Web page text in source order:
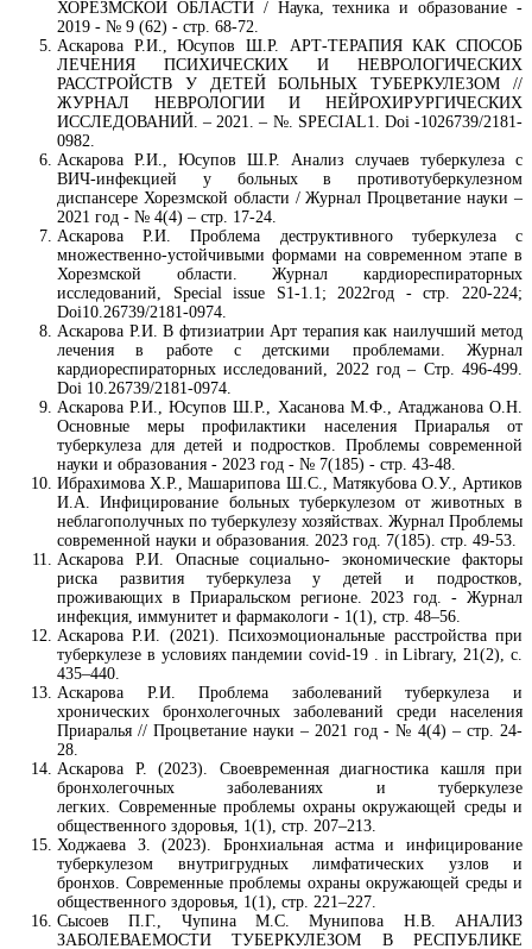
ХОРЕЗМСКОЙ ОБЛАСТИ / Наука, техника и образование -
2019 - № 9 (62) - стр. 68-72.
Аскарова Р.И., Юсупов Ш.Р. АРТ-ТЕРАПИЯ КАК СПОСОБ
ЛЕЧЕНИЯ ПСИХИЧЕСКИХ И НЕВРОЛОГИЧЕСКИХ
РАССТРОЙСТВ У ДЕТЕЙ БОЛЬНЫХ ТУБЕРКУЛЕЗОМ //
ЖУРНАЛ НЕВРОЛОГИИ И НЕЙРОХИРУРГИЧЕСКИХ
ИССЛЕДОВАНИЙ. – 2021. – №. SPECIAL1. Doi -1026739/2181-
0982.
Аскарова Р.И., Юсупов Ш.Р. Анализ случаев туберкулеза с
ВИЧ-инфекцией у больных в противотуберкулезном
диспансере Хорезмской области / Журнал Процветание науки –
2021 год - № 4(4) – стр. 17-24.
Аскарова Р.И. Проблема деструктивного туберкулеза с
множественно-устойчивыми формами на современном этапе в
Хорезмской области. Журнал кардиореспираторных
исследований, Special issue S1-1.1; 2022год - стр. 220-224;
Doi10.26739/2181-0974.
Аскарова Р.И. В фтизиатрии Арт терапия как наилучший метод
лечения в работе с детскими проблемами. Журнал
кардиореспираторных исследований, 2022 год – Стр. 496-499.
Doi 10.26739/2181-0974.
Аскарова Р.И., Юсупов Ш.Р., Хасанова М.Ф., Атаджанова О.Н.
Основные меры профилактики населения Приаралья от
туберкулеза для детей и подростков. Проблемы современной
науки и образования - 2023 год - № 7(185) - стр. 43-48.
Ибрахимова Х.Р., Машарипова Ш.С., Матякубова О.У., Артиков
И.А. Инфицирование больных туберкулезом от животных в
неблагополучных по туберкулезу хозяйствах. Журнал Проблемы
современной науки и образования. 2023 год. 7(185). стр. 49-53.
Аскарова Р.И. Опасные социально- экономические факторы
риска развития туберкулеза у детей и подростков,
проживающих в Приаральском регионе. 2023 год. - Журнал
инфекция, иммунитет и фармакологи - 1(1), стр. 48–56.
Аскарова Р.И. (2021). Психоэмоциональные расстройства при
туберкулезе в условиях пандемии covid-19 . in Library, 21(2), с.
435–440.
Аскарова Р.И. Проблема заболеваний туберкулеза и
хронических бронхолегочных заболеваний среди населения
Приаралья // Процветание науки – 2021 год - № 4(4) – стр. 24-
28.
Аскарова Р. (2023). Своевременная диагностика кашля при
бронхолегочных заболеваниях и туберкулезе
легких. Современные проблемы охраны окружающей среды и
общественного здоровья, 1(1), стр. 207–213.
Ходжаева З. (2023). Бронхиальная астма и инфицирование
туберкулезом внутригрудных лимфатических узлов и
бронхов. Современные проблемы охраны окружающей среды и
общественного здоровья, 1(1), стр. 221–227.
Сысоев П.Г., Чупина М.С. Мунипова Н.В. АНАЛИЗ
ЗАБОЛЕВАЕМОСТИ ТУБЕРКУЛЕЗОМ В РЕСПУБЛИКЕ